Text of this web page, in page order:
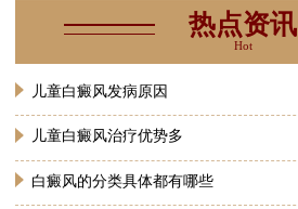
热点资讯
Hot
儿童白癜风发病原因
儿童白癜风治疗优势多
白癜风的分类具体都有哪些